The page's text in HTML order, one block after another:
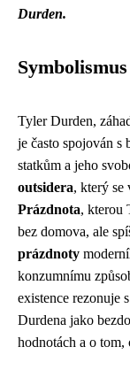
Durden.
Tyler Durden,
je často spojován s
statkům a jeho
outsidera, který se
Prázdnota, kterou
bez domova, ale
prázdnoty
konzumnímu
existence rezonuje
Durdena jako
hodnotách a o tom,